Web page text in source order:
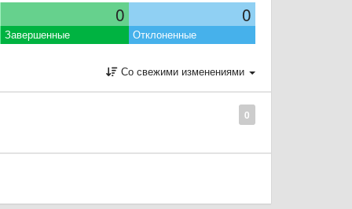
0 0
Завершенные Отклоненные
Со свежими изменениями
0